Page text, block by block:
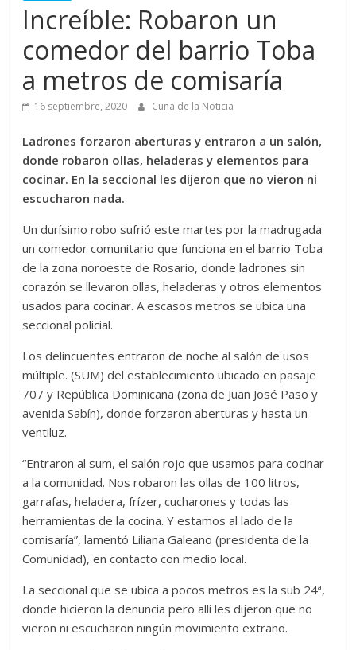
Increíble: Robaron un
comedor del barrio Toba
a metros de comisaría
16 septiembre, 2020 Cuna de la Noticia
Ladrones forzaron aberturas y entraron a un salón,
donde robaron ollas, heladeras y elementos para
cocinar. En la seccional les dijeron que no vieron ni
escucharon nada.
Un durísimo robo sufrió este martes por la madrugada
un comedor comunitario que funciona en el barrio Toba
de la zona noroeste de Rosario, donde ladrones sin
corazón se llevaron ollas, heladeras y otros elementos
usados para cocinar. A escasos metros se ubica una
seccional policial.
Los delincuentes entraron de noche al salón de usos
múltiple. (SUM) del establecimiento ubicado en pasaje
707 y República Dominicana (zona de Juan José Paso y
avenida Sabín), donde forzaron aberturas y hasta un
ventiluz.
“Entraron al sum, el salón rojo que usamos para cocinar
a la comunidad. Nos robaron las ollas de 100 litros,
garrafas, heladera, frízer, cucharones y todas las
herramientas de la cocina. Y estamos al lado de la
comisaría”, lamentó Liliana Galeano (presidenta de la
Comunidad), en contacto con medio local.
La seccional que se ubica a pocos metros es la sub 24ª,
donde hicieron la denuncia pero allí les dijeron que no
vieron ni escucharon ningún movimiento extraño.